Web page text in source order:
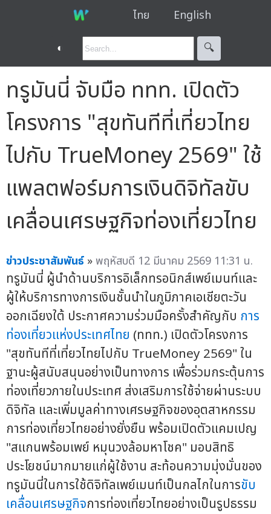
ไทย English
◐ 🔍︎
ทรูมันนี่ จับมือ ททท. เปิดตัว
โครงการ "สุขทันทีที่เที่ยวไทย
ไปกับ TrueMoney 2569" ใช้
แพลตฟอร์มการเงินดิจิทัลขับ
เคลื่อนเศรษฐกิจท่องเที่ยวไทย
ข่าวประชาสัมพันธ์ »พฤหัสบดี 12 มีนาคม 2569 11:31 น.
ทรูมันนี่ ผู้นำด้านบริการอิเล็กทรอนิกส์เพย์เมนท์และ
ผู้ให้บริการทางการเงินชั้นนำในภูมิภาคเอเชียตะวัน
ออกเฉียงใต้ ประกาศความร่วมมือครั้งสำคัญกับ การ
ท่องเที่ยวแห่งประเทศไทย (ททท.) เปิดตัวโครงการ
"สุขทันทีที่เที่ยวไทยไปกับ TrueMoney 2569" ใน
ฐานะผู้สนับสนุนอย่างเป็นทางการ เพื่อร่วมกระตุ้นการ
ท่องเที่ยวภายในประเทศ ส่งเสริมการใช้จ่ายผ่านระบบ
ดิจิทัล และเพิ่มมูลค่าทางเศรษฐกิจของอุตสาหกรรม
การท่องเที่ยวไทยอย่างยั่งยืน พร้อมเปิดตัวแคมเปญ
"สแกนพร้อมเพย์ หมุนวงล้อมหาโชค" มอบสิทธิ
ประโยชน์มากมายแก่ผู้ใช้งาน สะท้อนความมุ่งมั่นของ
ทรูมันนี่ในการใช้ดิจิทัลเพย์เมนท์เป็นกลไกในการขับ
เคลื่อนเศรษฐกิจการท่องเที่ยวไทยอย่างเป็นรูปธรรม